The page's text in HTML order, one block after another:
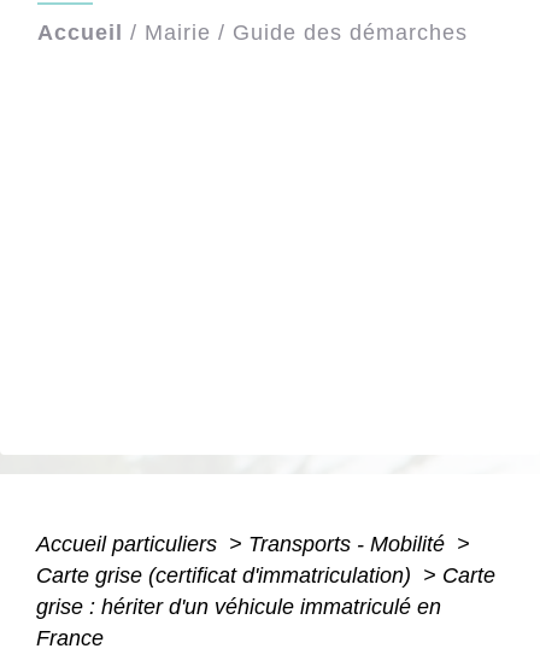
Accueil / Mairie / Guide des démarches
Accueil particuliers > Transports - Mobilité >
Carte grise (certificat d'immatriculation) > Carte
grise : hériter d'un véhicule immatriculé en
France